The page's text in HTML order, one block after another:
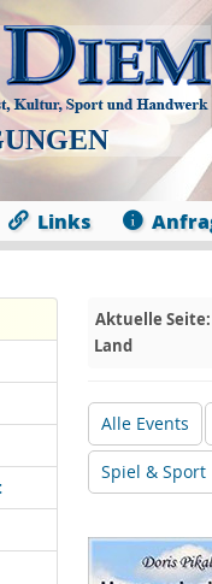
Links
Aktuelle Seite:
Land
Alle Events
Spiel & Sport